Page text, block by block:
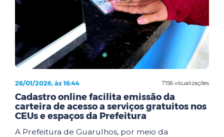
7156 visualizações
26/01/2026, às 16:44
Cadastro online facilita emissão da
carteira de acesso a serviços gratuitos nos
CEUs e espaços da Prefeitura
A Prefeitura de Guarulhos, por meio da